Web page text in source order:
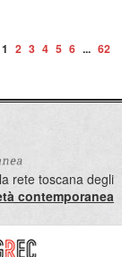
1 2 3 4 5 6 ... 62
rete toscana degli
contemporanea